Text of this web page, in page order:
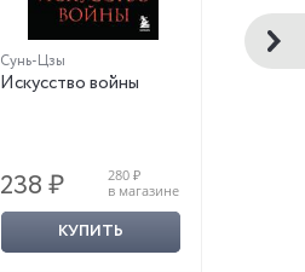
Сунь-Цзы
Искусство войны
238 ₽
280 ₽
в магазине
КУПИТЬ
Делез Ж.